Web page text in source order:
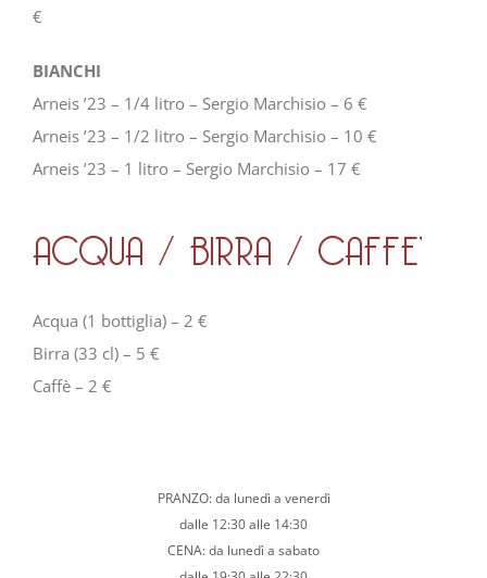
€
BIANCHI
Arneis ’23 – 1/4 litro – Sergio Marchisio – 6 €
Arneis ’23 – 1/2 litro – Sergio Marchisio – 10 €
Arneis ’23 – 1 litro – Sergio Marchisio – 17 €
ACQUA / BIRRA / CAFFE’
Acqua (1 bottiglia) – 2 €
Birra (33 cl) – 5 €
Caffè – 2 €
PRANZO: da lunedì a venerdì
dalle 12:30 alle 14:30
CENA: da lunedì a sabato